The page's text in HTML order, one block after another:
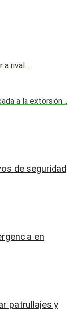
a rival…
a la extorsión…
de seguridad
en
patrullajes y